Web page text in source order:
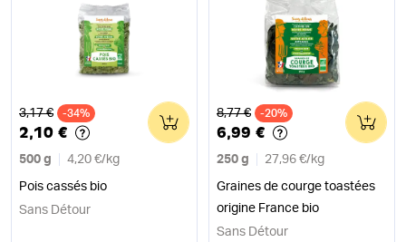
Ancien prix
3,17 € -34%
2,10 €
500 g 4,20 €/ kg
Pois cassés bio
0
Sans Détour
Ancien prix
8,77 € -20%
6,99 €
250 g 27,96 €/ kg
Graines de courge toastées
origine France bio
0
Sans Détour